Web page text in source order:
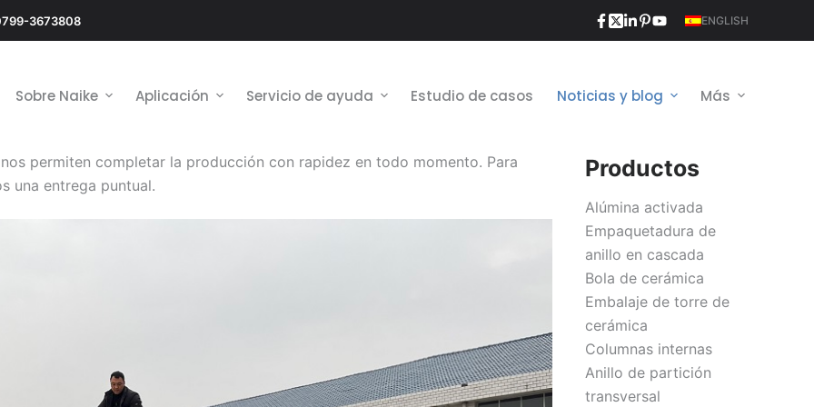
3673808 ENGLISH
Sobre Naike Aplicación Servicio de ayuda Estudio de casos Noticias y blog Más
permiten completar la producción con rapidez en todo momento. Para
una entrega puntual.
Productos
Alúmina activada
Empaquetadura de
anillo en cascada
Bola de cerámica
Embalaje de torre de
cerámica
Columnas internas
Anillo de partición
transversal